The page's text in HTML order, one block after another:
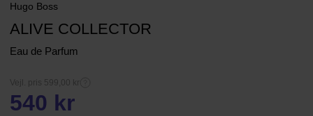
Hugo Boss
ALIVE COLLECTOR
Eau de Parfum
Vejl. pris 599,00 kr
540 kr